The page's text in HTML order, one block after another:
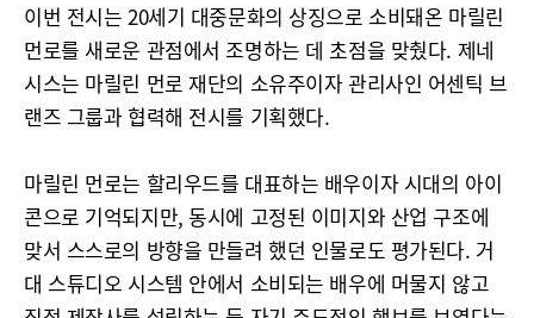
이번 전시는 20세기 대중문화의 상징으로 소비돼온 마릴린
먼로를 새로운 관점에서 조명하는 데 초점을 맞췄다. 제네
시스는 마릴린 먼로 재단의 소유주이자 관리사인 어센틱 브
랜즈 그룹과 협력해 전시를 기획했다.
마릴린 먼로는 할리우드를 대표하는 배우이자 시대의 아이
콘으로 기억되지만, 동시에 고정된 이미지와 산업 구조에
맞서 스스로의 방향을 만들려 했던 인물로도 평가된다. 거
대 스튜디오 시스템 안에서 소비되는 배우에 머물지 않고